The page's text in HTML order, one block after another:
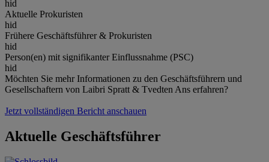
hid
Aktuelle Prokuristen
hid
Frühere Geschäftsführer & Prokuristen
hid
Person(en) mit signifikanter Einflussnahme (PSC)
hid
Möchten Sie mehr Informationen zu den Geschäftsführern und
Gesellschaftern von Laibri Spratt & Tvedten Ans erfahren?
Jetzt vollständigen Bericht anschauen
Aktuelle Geschäftsführer